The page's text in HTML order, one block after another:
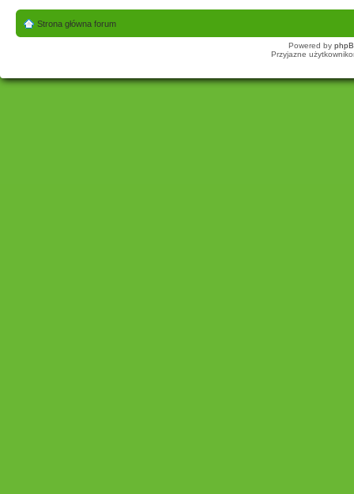
Strona główna forum
Powered by
Przyjazne